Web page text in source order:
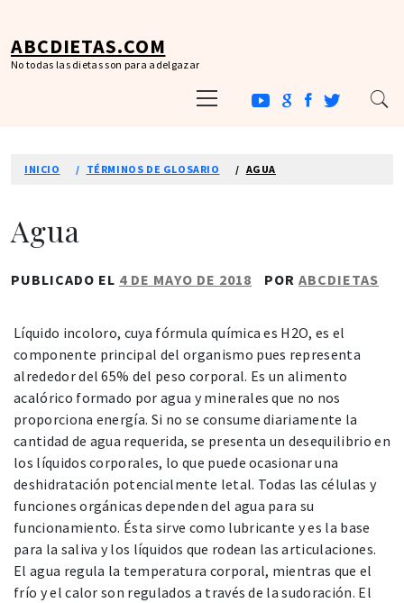
contenido
ABCDIETAS.COM
No todas las dietas son para adelgazar
principal
INICIO TÉRMINOS DE GLOSARIO AGUA
Agua
PUBLICADO EL 4 DE MAYO DE 2018 POR ABCDIETAS
Líquido incoloro, cuya fórmula química es H2O, es el
componente principal del organismo pues representa
alrededor del 65% del peso corporal. Es un alimento
acalórico formado por agua y minerales que no nos
proporciona energía. Si no se consume diariamente la
cantidad de agua requerida, se presenta un desequilibrio en
los líquidos corporales, lo que puede ocasionar una
deshidratación potencialmente letal. Todas las células y
funciones orgánicas dependen del agua para su
funcionamiento. Ésta sirve como lubricante y es la base
para la saliva y los líquidos que rodean las articulaciones.
El agua regula la temperatura corporal, mientras que el
frío y el calor son regulados a través de la sudoración. El